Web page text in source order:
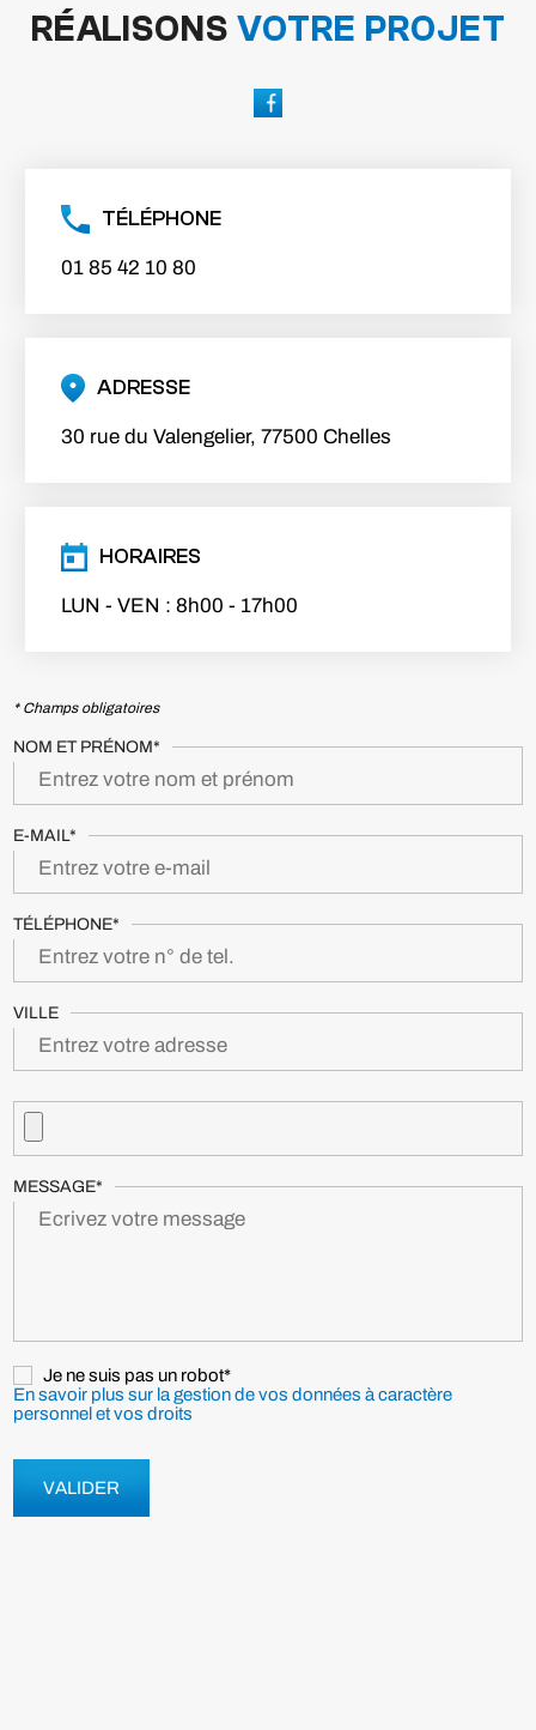
RÉALISONS VOTRE PROJET
TÉLÉPHONE
01 85 42 10 80
ADRESSE
30 rue du Valengelier, 77500 Chelles
HORAIRES
LUN - VEN : 8h00 - 17h00
* Champs obligatoires
NOM ET PRÉNOM*
E-MAIL*
TÉLÉPHONE*
VILLE
MESSAGE*
Je ne suis pas un robot*
En savoir plus sur la gestion de vos données à caractère
personnel et vos droits
VALIDER